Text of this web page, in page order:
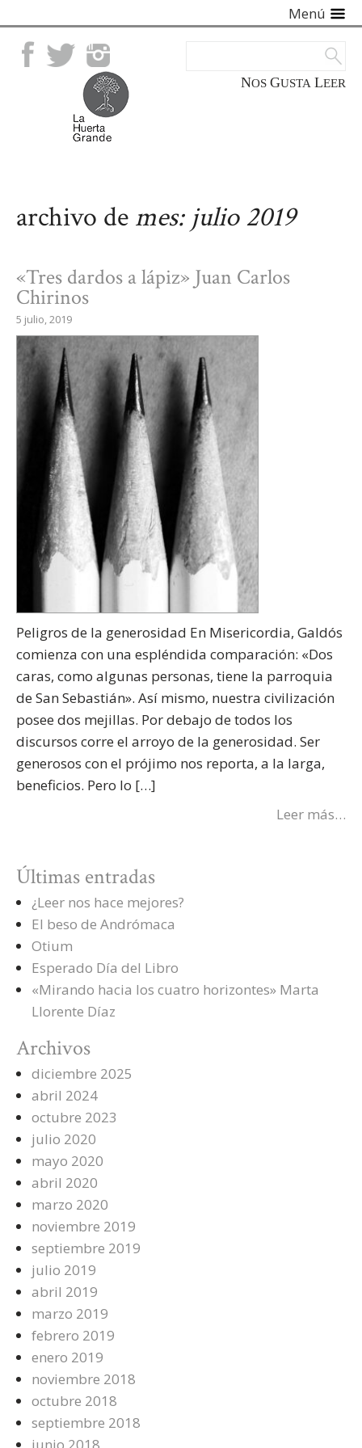
Facebook TwitterInstagram
NOS GUSTA LEER
Menú
archivo de mes: julio 2019
«Tres dardos a lápiz» Juan Carlos
Chirinos
5 julio, 2019
Peligros de la generosidad En Misericordia, Galdós
comienza con una espléndida comparación: «Dos
caras, como algunas personas, tiene la parroquia
de San Sebastián». Así mismo, nuestra civilización
posee dos mejillas. Por debajo de todos los
discursos corre el arroyo de la generosidad. Ser
generosos con el prójimo nos reporta, a la larga,
beneficios. Pero lo […]
Leer más…
Últimas entradas
¿Leer nos hace mejores?
El beso de Andrómaca
Otium
Esperado Día del Libro
«Mirando hacia los cuatro horizontes» Marta
Llorente Díaz
Archivos
diciembre 2025
abril 2024
octubre 2023
julio 2020
mayo 2020
abril 2020
marzo 2020
noviembre 2019
septiembre 2019
julio 2019
abril 2019
marzo 2019
febrero 2019
enero 2019
noviembre 2018
octubre 2018
septiembre 2018